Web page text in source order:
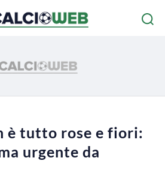
è tutto rose e fiori:
urgente da